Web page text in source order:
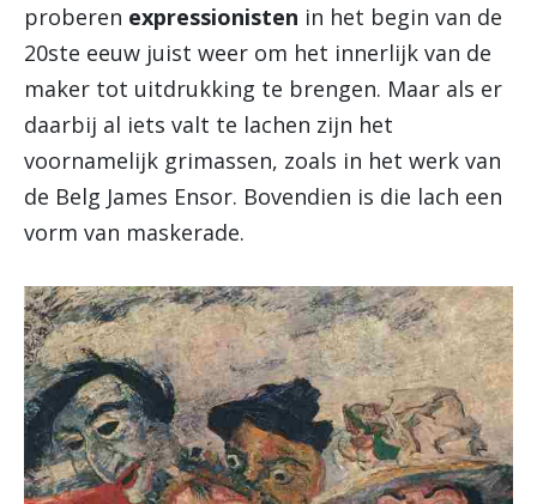
proberen expressionisten in het begin van de
20ste eeuw juist weer om het innerlijk van de
maker tot uitdrukking te brengen. Maar als er
daarbij al iets valt te lachen zijn het
voornamelijk grimassen, zoals in het werk van
de Belg James Ensor. Bovendien is die lach een
vorm van maskerade.